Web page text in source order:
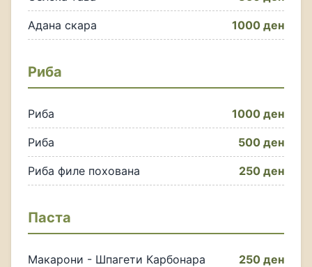
Адана скара 1000 ден
Риба
Риба 1000 ден
Риба 500 ден
Риба филе похована 250 ден
Паста
Макарони - Шпагети Карбонара 250 ден